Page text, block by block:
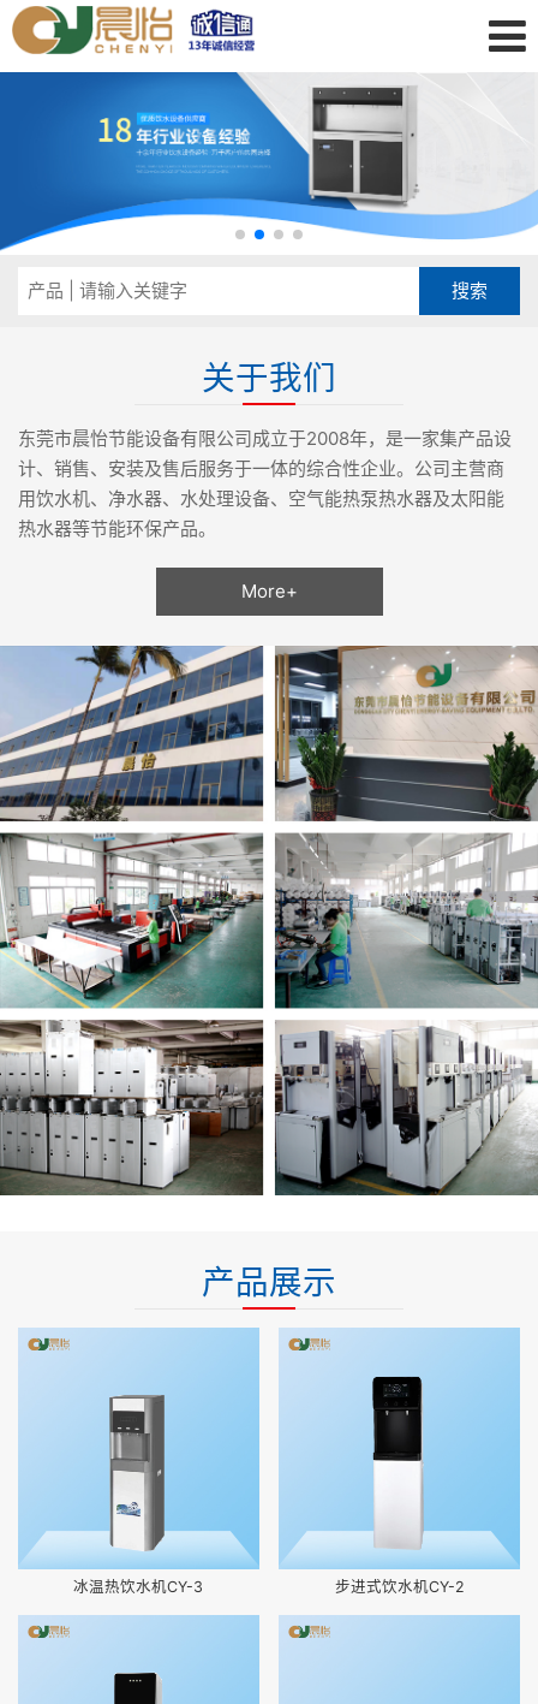
关于我们
东莞市晨怡节能设备有限公司成立于2008年，是一家集产品设
计、销售、安装及售后服务于一体的综合性企业。公司主营商
用饮水机、净水器、水处理设备、空气能热泵热水器及太阳能
热水器等节能环保产品。
More+
产品展示
冰温热饮水机CY-3 步进式饮水机CY-2